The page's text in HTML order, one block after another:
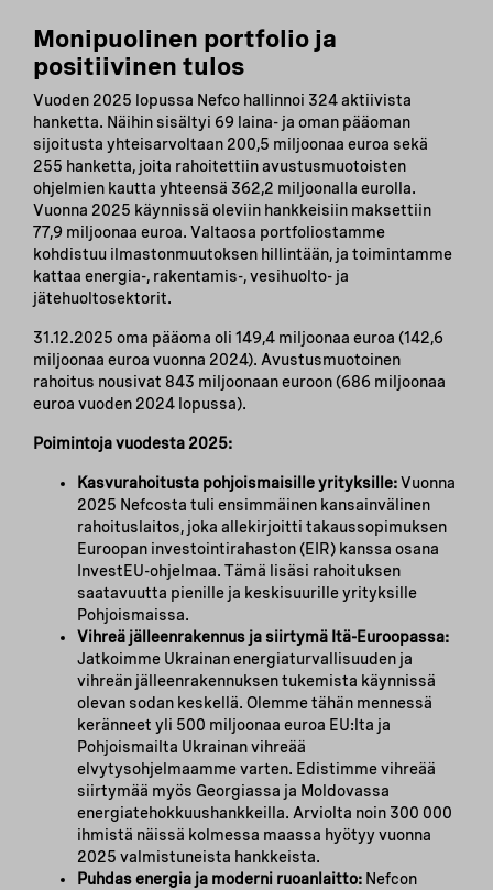
Monipuolinen portfolio ja
positiivinen tulos
Vuoden 2025 lopussa Nefco hallinnoi 324 aktiivista
hanketta. Näihin sisältyi 69 laina- ja oman pääoman
sijoitusta yhteisarvoltaan 200,5 miljoonaa euroa sekä
255 hanketta, joita rahoitettiin avustusmuotoisten
ohjelmien kautta yhteensä 362,2 miljoonalla eurolla.
Vuonna 2025 käynnissä oleviin hankkeisiin maksettiin
77,9 miljoonaa euroa. Valtaosa portfoliostamme
kohdistuu ilmastonmuutoksen hillintään, ja toimintamme
kattaa energia-, rakentamis-, vesihuolto- ja
jätehuoltosektorit.
31.12.2025 oma pääoma oli 149,4 miljoonaa euroa (142,6
miljoonaa euroa vuonna 2024). Avustusmuotoinen
rahoitus nousivat 843 miljoonaan euroon (686 miljoonaa
euroa vuoden 2024 lopussa).
Poimintoja vuodesta 2025:
Kasvurahoitusta pohjoismaisille yrityksille:Vuonna
2025 Nefcosta tuli ensimmäinen kansainvälinen
rahoituslaitos, joka allekirjoitti takaussopimuksen
Euroopan investointirahaston (EIR) kanssa osana
InvestEU-ohjelmaa. Tämä lisäsi rahoituksen
saatavuutta pienille ja keskisuurille yrityksille
Pohjoismaissa.
Vihreä jälleenrakennus ja siirtymä Itä-Euroopassa:
Jatkoimme Ukrainan energiaturvallisuuden ja
vihreän jälleenrakennuksen tukemista käynnissä
olevan sodan keskellä. Olemme tähän mennessä
keränneet yli 500 miljoonaa euroa EU:lta ja
Pohjoismailta Ukrainan vihreää
elvytysohjelmaamme varten. Edistimme vihreää
siirtymää myös Georgiassa ja Moldovassa
energiatehokkuushankkeilla. Arviolta noin 300 000
ihmistä näissä kolmessa maassa hyötyy vuonna
2025 valmistuneista hankkeista.
Puhdas energia ja moderni ruoanlaitto: Nefcon